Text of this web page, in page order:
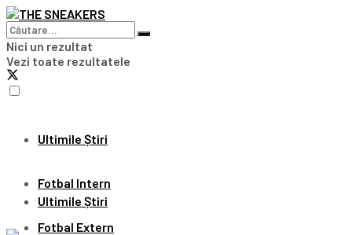
Nici un rezultat
Vezi toate rezultatele
Ultimile Știri
Fotbal Intern
Fotbal Extern
Ultimile Știri